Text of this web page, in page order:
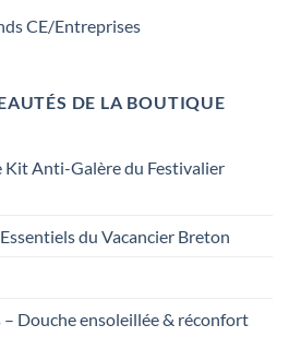
CE/Entreprises
DE LA BOUTIQUE
Kit Anti-Galère du Festivalier
du Vacancier Breton
– Douche ensoleillée & réconfort